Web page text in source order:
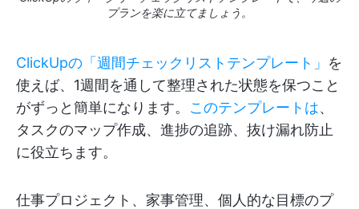
プランを楽に立てましょう。
ClickUpの「週間チェックリストテンプレート」 を
使えば、1週間を通して整理された状態を保つこと
がずっと簡単になります。 このテンプレートは、
タスクのマップ作成、進捗の追跡、抜け漏れ防止
に役立ちます。
仕事プロジェクト、家事管理、個人的な目標のプ